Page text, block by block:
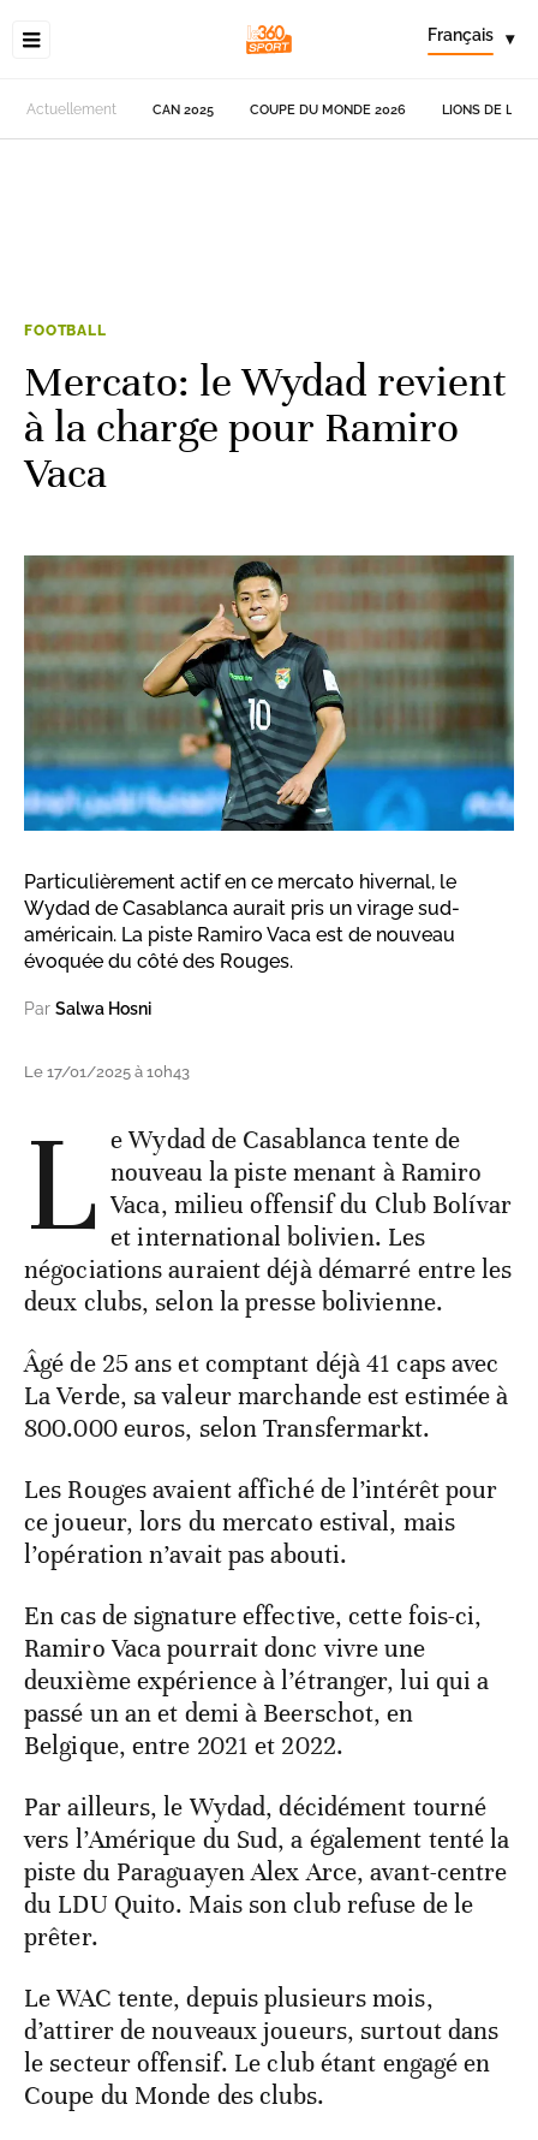
Français ▾
Actuellement CAN 2025 COUPE DU MONDE 2026 LIONS DE
FOOTBALL
Mercato: le Wydad revient
à la charge pour Ramiro
Vaca
Particulièrement actif en ce mercato hivernal, le
Wydad de Casablanca aurait pris un virage sud-
américain. La piste Ramiro Vaca est de nouveau
évoquée du côté des Rouges.
Par Salwa Hosni
Le 17/01/2025 à 10h43
L e Wydad de Casablanca tente de
nouveau la piste menant à Ramiro
Vaca, milieu offensif du Club Bolívar
et international bolivien. Les
négociations auraient déjà démarré entre les
deux clubs, selon la presse bolivienne.
Âgé de 25 ans et comptant déjà 41 caps avec
La Verde, sa valeur marchande est estimée à
800.000 euros, selon Transfermarkt.
Les Rouges avaient affiché de l’intérêt pour
ce joueur, lors du mercato estival, mais
l’opération n’avait pas abouti.
En cas de signature effective, cette fois-ci,
Ramiro Vaca pourrait donc vivre une
deuxième expérience à l’étranger, lui qui a
passé un an et demi à Beerschot, en
Belgique, entre 2021 et 2022.
Par ailleurs, le Wydad, décidément tourné
vers l’Amérique du Sud, a également tenté la
piste du Paraguayen Alex Arce, avant-centre
du LDU Quito. Mais son club refuse de le
prêter.
Le WAC tente, depuis plusieurs mois,
d’attirer de nouveaux joueurs, surtout dans
le secteur offensif. Le club étant engagé en
Coupe du Monde des clubs.